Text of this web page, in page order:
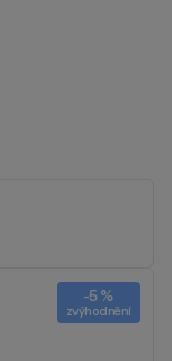
-5 %
zvýhodnění